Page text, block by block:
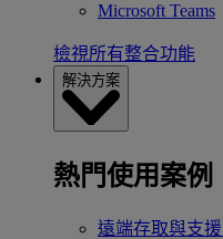
Microsoft Teams
檢視所有整合功能
解決方案
熱門使用案例
遠端存取與支援